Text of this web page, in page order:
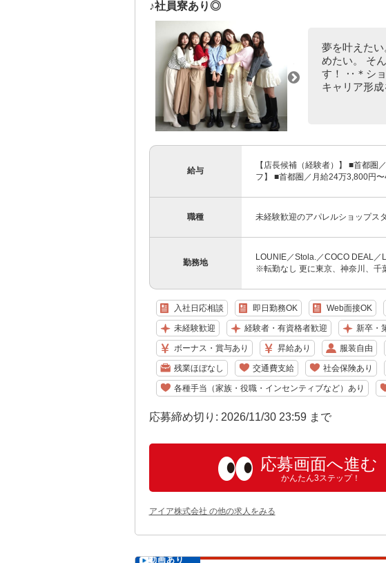
♪社員寮あり◎
夢を叶えた
めたい。 そ
す！ ‥＊シ
キャリア形
給与
【店長候補（経験者）】 ■首都圏
フ】 ■首都圏／月給24万3,800円
職種 未経験歓迎のアパレルショップス
勤務地
LOUNIE／Stola.／COCO DEAL
※転勤なし 更に東京、神奈川、千
入社日応相談 即日勤務OK Web面接OK
未経験歓迎 経験者・有資格者歓迎 新卒・
ボーナス・賞与あり 昇給あり 服装自由
残業ほぼなし 交通費支給 社会保険あり
各種手当（家族・役職・インセンティブなど）あり
応募締め切り: 2026/11/30 23:59 まで
応募画面へ進む
かんたん3ステップ！
アイア株式会社 の他の求人をみる
動画あり